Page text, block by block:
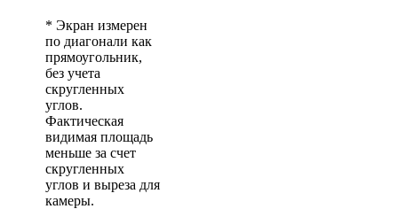
* Экран измерен
по диагонали как
прямоугольник,
без учета
скругленных
углов.
Фактическая
видимая площадь
меньше за счет
скругленных
углов и выреза для
камеры.